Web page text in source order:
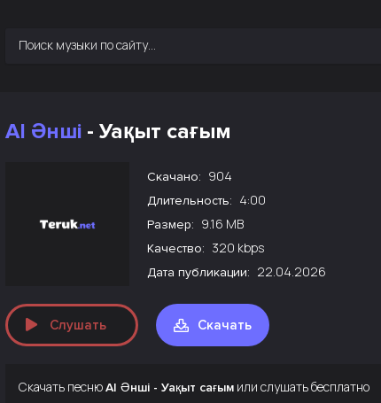
AI Әнші - Уақыт сағым
Скачано: 904
Длительность: 4:00
Размер: 9.16 MB
Качество: 320 kbps
Дата публикации: 22.04.2026
Слушать Скачать
Скачать песнюAI Әнші - Уақыт сағым или слушать бесплатно